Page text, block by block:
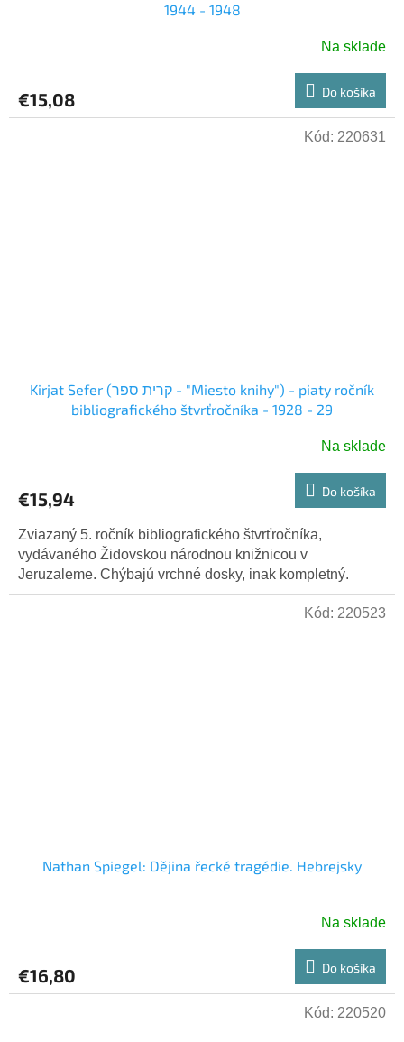
1944 - 1948
Na sklade
€15,08 Do košíka
Kirjat Sefer (קרית ספר - "Miesto knihy") - piaty ročník
bibliografického štvrťročníka - 1928 - 29
Na sklade
€15,94 Do košíka
Zviazaný 5. ročník bibliografického štvrťročníka,
vydávaného Židovskou národnou knižnicou v
Jeruzaleme. Chýbajú vrchné dosky, inak kompletný.
Kód: 220631
Nathan Spiegel: Dějina řecké tragédie. Hebrejsky
Na sklade
€16,80 Do košíka
Kód: 220523
Kód: 220520